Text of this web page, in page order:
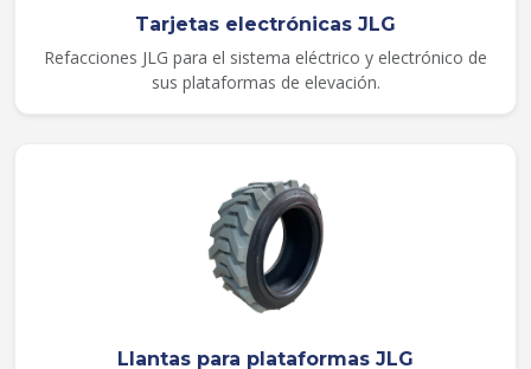
Tarjetas electrónicas JLG
Refacciones JLG para el sistema eléctrico y electrónico de
sus plataformas de elevación.
Llantas para plataformas JLG